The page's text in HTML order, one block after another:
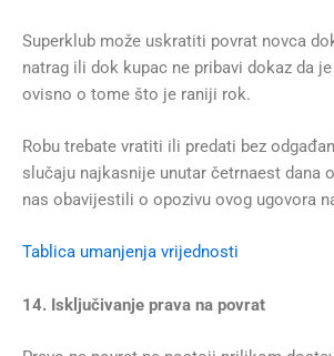
Superklub može uskratiti povrat novca
natrag ili dok kupac ne pribavi dokaz da
ovisno o tome što je raniji rok.
Robu trebate vratiti ili predati bez
slučaju najkasnije unutar četrnaest dana
nas obavijestili o opozivu ovog ugovora
Tablica umanjenja vrijednosti
14. Isključivanje prava na povrat